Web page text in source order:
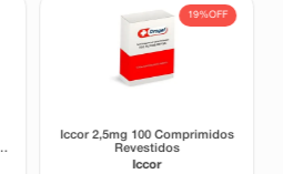
19%OFF
Iccor 2,5mg 100 Comprimidos
Revestidos
Iccor